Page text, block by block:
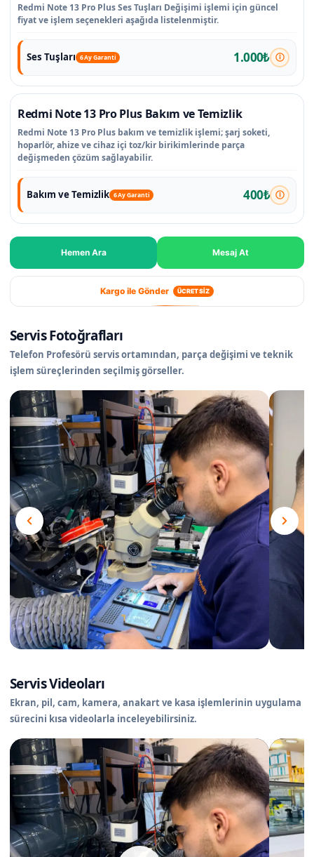
Redmi Note 13 Pro Plus Ses Tuşları Değişimi işlemi için güncel
fiyat ve işlem seçenekleri aşağıda listelenmiştir.
Ses Tuşları 6 Ay Garanti 1.000₺
Redmi Note 13 Pro Plus Bakım ve Temizlik
Redmi Note 13 Pro Plus bakım ve temizlik işlemi; şarj soketi,
hoparlör, ahize ve cihaz içi toz/kir birikimlerinde parça
değişmeden çözüm sağlayabilir.
Bakım ve Temizlik 6 Ay Garanti 400₺
Hemen Ara Mesaj At
Kargo ile Gönder ÜCRETSİZ
Servis Fotoğrafları
Telefon Profesörü servis ortamından, parça değişimi ve teknik
işlem süreçlerinden seçilmiş görseller.
Servis Videoları
Ekran, pil, cam, kamera, anakart ve kasa işlemlerinin uygulama
sürecini kısa videolarla inceleyebilirsiniz.